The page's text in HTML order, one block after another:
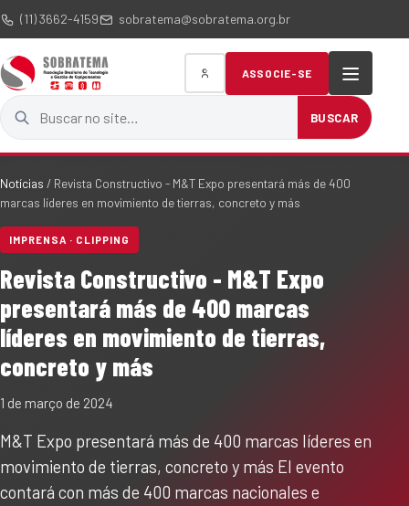
(11) 3662-4159 sobratema@sobratema.org.br
Buscar no site
BUSCAR
ASSOCIE-SE
Notícias / Revista Constructivo - M&T Expo presentará más de 400
marcas líderes en movimiento de tierras, concreto y más
IMPRENSA · CLIPPING
Revista Constructivo - M&T Expo
presentará más de 400 marcas
líderes en movimiento de tierras,
concreto y más
1 de março de 2024
M&T Expo presentará más de 400 marcas líderes en
movimiento de tierras, concreto y más El evento
contará con más de 400 marcas nacionales e